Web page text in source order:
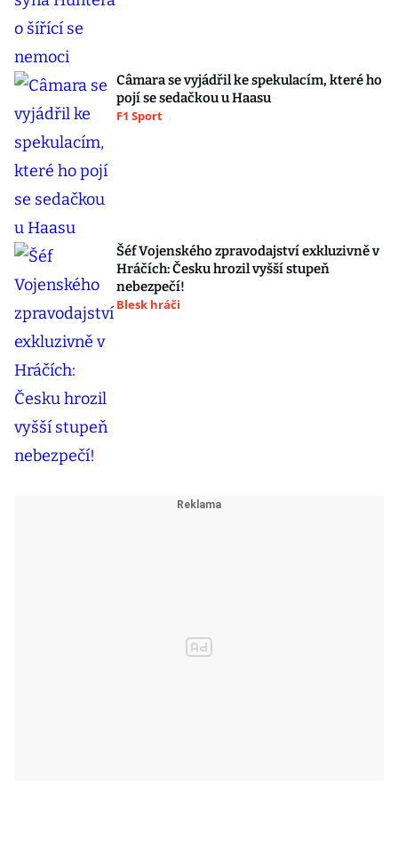
Câmara se vyjádřil ke spekulacím, které ho
pojí se sedačkou u Haasu
F1 Sport
Šéf Vojenského zpravodajství exkluzivně v
Hráčích: Česku hrozil vyšší stupeň
nebezpečí!
Blesk hráči